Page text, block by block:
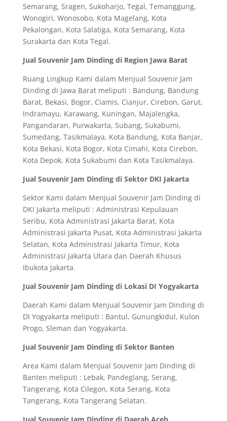
Semarang, Sragen, Sukoharjo, Tegal, Temanggung,
Wonogiri, Wonosobo, Kota Magelang, Kota
Pekalongan, Kota Salatiga, Kota Semarang, Kota
Surakarta dan Kota Tegal.
Jual Souvenir Jam Dinding di Region Jawa Barat
Ruang Lingkup Kami dalam Menjual Souvenir Jam
Dinding di Jawa Barat meliputi : Bandung, Bandung
Barat, Bekasi, Bogor, Ciamis, Cianjur, Cirebon, Garut,
Indramayu, Karawang, Kuningan, Majalengka,
Pangandaran, Purwakarta, Subang, Sukabumi,
Sumedang, Tasikmalaya, Kota Bandung, Kota Banjar,
Kota Bekasi, Kota Bogor, Kota Cimahi, Kota Cirebon,
Kota Depok, Kota Sukabumi dan Kota Tasikmalaya.
Jual Souvenir Jam Dinding di Sektor DKI Jakarta
Sektor Kami dalam Menjual Souvenir Jam Dinding di
DKI Jakarta meliputi : Administrasi Kepulauan
Seribu, Kota Administrasi Jakarta Barat, Kota
Administrasi Jakarta Pusat, Kota Administrasi Jakarta
Selatan, Kota Administrasi Jakarta Timur, Kota
Administrasi Jakarta Utara dan Daerah Khusus
Ibukota Jakarta.
Jual Souvenir Jam Dinding di Lokasi DI Yogyakarta
Daerah Kami dalam Menjual Souvenir Jam Dinding di
DI Yogyakarta meliputi : Bantul, Gunungkidul, Kulon
Progo, Sleman dan Yogyakarta.
Jual Souvenir Jam Dinding di Sektor Banten
Area Kami dalam Menjual Souvenir Jam Dinding di
Banten meliputi : Lebak, Pandeglang, Serang,
Tangerang, Kota Cilegon, Kota Serang, Kota
Tangerang, Kota Tangerang Selatan.
Jual Souvenir Jam Dinding di Daerah Aceh